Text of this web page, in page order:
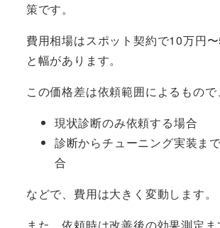
策です。
費用相場はスポット契約で10万円
と幅があります。
この価格差は依頼範囲によるもので、
現状診断のみ依頼する場合
診断からチューニング実装ま
合
などで、費用は大きく変動します。